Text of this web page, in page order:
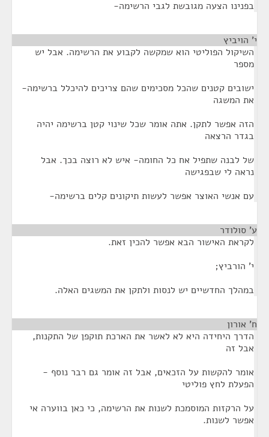
בפנינו הצעה מגובשת לגבי הרשימה-
י' הויביץ
השיקול הפוליטי הוא שמקשה לקבוע את הרשימה. אבל יש
מספר
ישובים קטנים שהכל מסכימים שהם צריכים להיכלל ברשימה-
את המשגה
הזה אפשר לתקן. אתה אומר שכל שינוי קטן ברשימה יהיה
בגדר הרצאה
של לבנה שתפיל אח כל החומה- איש לא רוצה בכך. אבל
נראה לי שבפגישה
עם אנשי האוצר אפשר לעשות תיקונים קלים ברשימה-
ע' סולודר
לקראת האישור הבא אפשר להכין זאת.
י' הורביץ;
במהלך החדשיים יש לנסות ולתקן את המשגים האלה.
ח' אורון
הדרך היחידה היא לא לאשר את הארכת תוקפן של התקנות,
אבל זה
אומר להקשות על הזכאים, אבל זה אומר גם רבר נוסף -
הפעלת לחץ פוליטי
על הרקזות המוסמכת לשנות את הרשימה, כי כאן בווערה אי
אפשר לשנות.